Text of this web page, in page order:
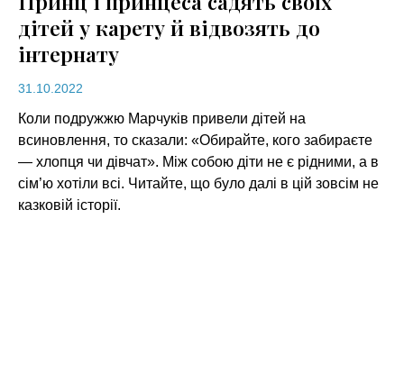
дітей у карету й відвозять до
інтернату
31.10.2022
Коли подружжю Марчуків привели дітей на
всиновлення, то сказали: «Обирайте, кого забираєте
— хлопця чи дівчат». Між собою діти не є рідними, а в
сім’ю хотіли всі. Читайте, що було далі в цій зовсім не
казковій історії.